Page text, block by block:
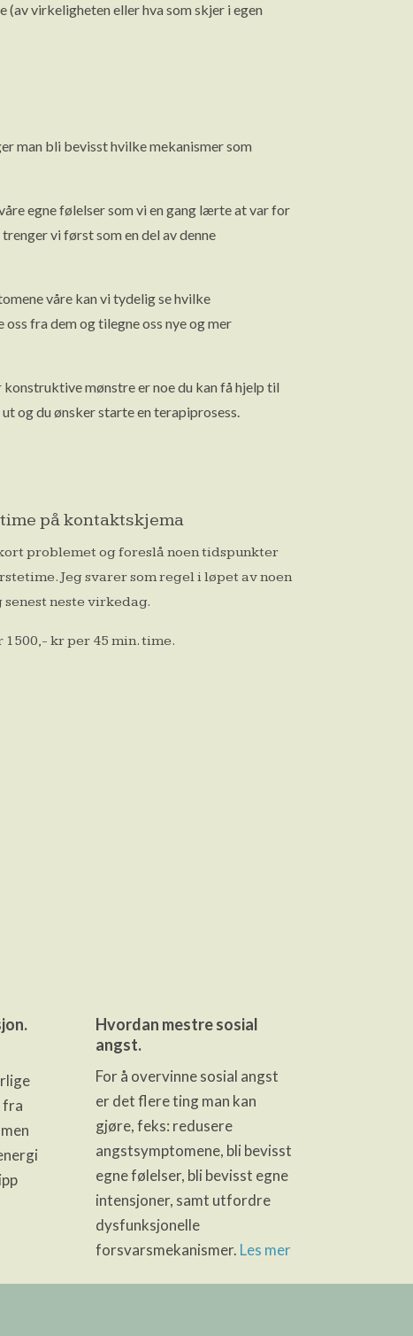
virkeligheten eller hva som skjer i egen
man bli bevisst hvilke mekanismer som
egne følelser som vi en gang lærte at var for
vi først som en del av denne
våre kan vi tydelig se hvilke
fra dem og tilegne oss nye og mer
mønstre er noe du kan få hjelp til
og du ønsker starte en terapiprosess.
på kontaktskjema
problemet og foreslå noen tidspunkter
Jeg svarer som regel i løpet av noen
senest neste virkedag.
1500,- kr per 45 min. time.
fra
Hvordan mestre sosial
angst.
For å overvinne sosial angst
er det flere ting man kan
gjøre, feks: redusere
angstsymptomene, bli bevisst
egne følelser, bli bevisst egne
intensjoner, samt utfordre
dysfunksjonelle
forsvarsmekanismer. Les mer